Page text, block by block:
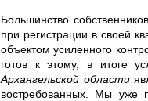
Большинство
при регистрации в своей
объектом усиленного
готов к этому, в итоге
Архангельской области
востребованных. Мы уже